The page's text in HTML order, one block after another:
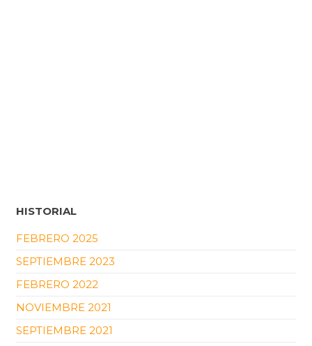
HISTORIAL
FEBRERO 2025
SEPTIEMBRE 2023
FEBRERO 2022
NOVIEMBRE 2021
SEPTIEMBRE 2021